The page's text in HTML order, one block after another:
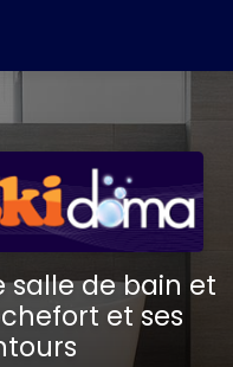
salle de bain et
et ses